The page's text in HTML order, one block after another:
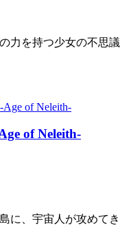
力を持つ少女の不思議
of Neleith-
に、宇宙人が攻めてき